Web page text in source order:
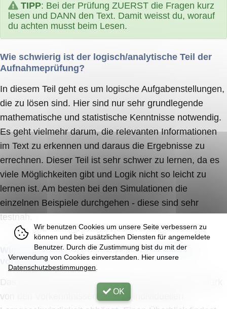
TIPP: Bei der Prüfung ZUERST die Fragen kurz
lesen und DANN den Text. Damit weisst du, worauf
du achten musst beim Lesen.
Wie schwierig ist der logisch/analytische Teil der
Aufnahmeprüfung?
In diesem Teil geht es um logische Aufgabenstellungen,
die zu lösen sind. Hier sind nur sehr grundlegende
mathematische und statistische Kenntnisse notwendig.
Es geht vielmehr darum, die relevanten Informationen
im Text zu erkennen und daraus die Ergebnisse zu
errechnen. Dieser Teil ist sehr schwer zu lernen, da es
viele Möglichkeiten gibt und Logik nicht so leicht zu
lernen ist. Am besten bei den Simulationen die
einzelnen Beispiele durchgehen - diese sind sehr
testnah.
Wie lange soll man sich auf den Aufnahmetest
vorbereiten?
Das kann man generell schwer sagen, da es sehr stark
von den Vorkenntnissen und der individuellen
Wir benutzen Cookies um unsere Seite verbessern zu
können und bei zusätzlichen Diensten für angemeldete
Benutzer. Durch die Zustimmung bist du mit der
Verwendung von Cookies einverstanden. Hier unsere
Datenschutzbestimmungen
OK